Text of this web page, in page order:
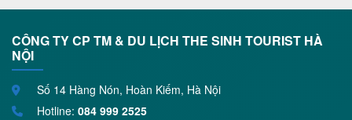
CÔNG TY CP TM & DU LỊCH THE SINH TOURIST HÀ
NỘI
Số 14 Hàng Nón, Hoàn Kiếm, Hà Nội
Hotline: 084 999 2525